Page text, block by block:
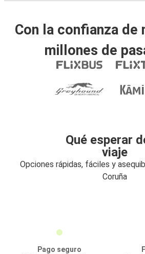
Con la confianza de
millones de
Qué esperar
viaje
Opciones rápidas, fáciles y
Coruña
Pago seguro